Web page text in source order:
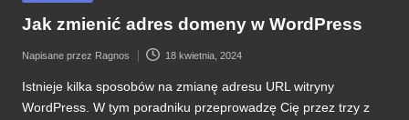
Jak zmienić adres domeny w WordPress
Posted
by
Napisane przez Ragnos 18 kwietnia, 2024
Istnieje kilka sposobów na zmianę adresu URL witryny
WordPress. W tym poradniku przeprowadzę Cię przez trzy z